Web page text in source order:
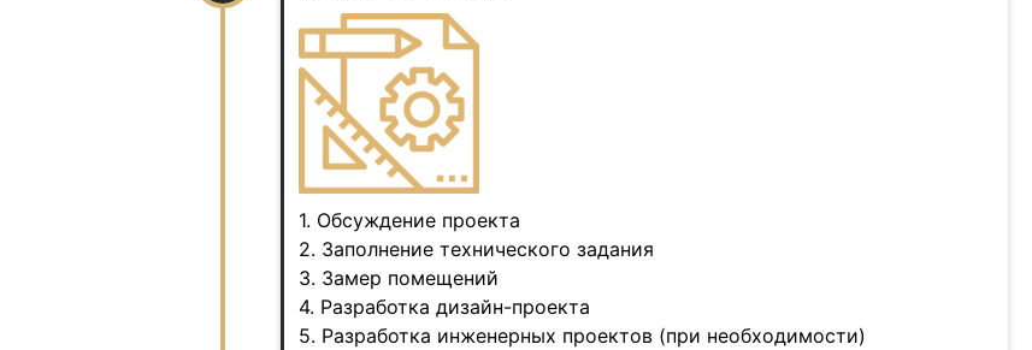
1. Обсуждение проекта
2. Заполнение технического задания
3. Замер помещений
4. Разработка дизайн-проекта
5. Разработка инженерных проектов (при необходимости)